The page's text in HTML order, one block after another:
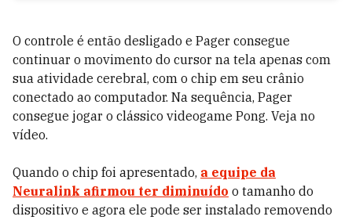
O controle é então desligado e Pager consegue
continuar o movimento do cursor na tela apenas com
sua atividade cerebral, com o chip em seu crânio
conectado ao computador. Na sequência, Pager
consegue jogar o clássico videogame Pong. Veja no
vídeo.
Quando o chip foi apresentado, a equipe da
Neuralink afirmou ter diminuído o tamanho do
dispositivo e agora ele pode ser instalado removendo